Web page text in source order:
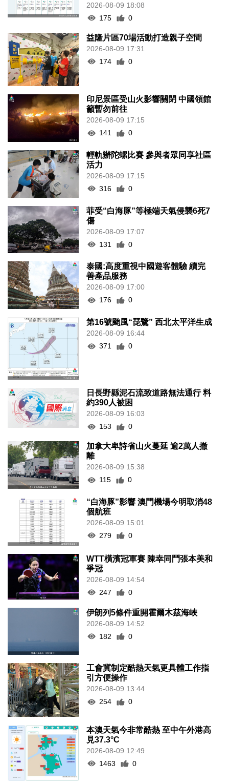
2026-08-09 18:08
175
0
益隆片區70場活動打造親子空間
2026-08-09 17:31
174
0
印尼景區受山火影響關閉 中國領館
籲暫勿前往
2026-08-09 17:15
141
0
輕軌辦陀螺比賽 參與者眾同享社區
活力
2026-08-09 17:15
316
0
菲受“白海豚”等極端天氣侵襲6死7
傷
2026-08-09 17:07
131
0
泰國:高度重視中國遊客體驗 續完
善產品服務
2026-08-09 17:00
176
0
第16號颱風“琵鷺” 西北太平洋生成
2026-08-09 16:44
371
0
日長野縣泥石流致道路無法通行 料
約390人被困
2026-08-09 16:03
153
0
加拿大卑詩省山火蔓延 逾2萬人撤
離
2026-08-09 15:38
115
0
“白海豚”影響 澳門機場今明取消48
個航班
2026-08-09 15:01
279
0
WTT橫濱冠軍賽 陳幸同鬥張本美和
爭冠
2026-08-09 14:54
247
0
伊朗列5條件重開霍爾木茲海峽
2026-08-09 14:52
182
0
工會冀制定酷熱天氣更具體工作指
引方便操作
2026-08-09 13:44
254
0
本澳天氣今非常酷熱 至中午外港高
見37.3°C
2026-08-09 12:49
1463
0